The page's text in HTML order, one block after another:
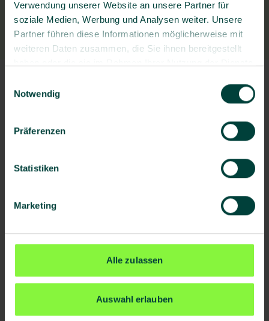
Verwendung unserer Website an unsere Partner für
soziale Medien, Werbung und Analysen weiter. Unsere
Partner führen diese Informationen möglicherweise mit
weiteren Daten zusammen, die Sie ihnen bereitgestellt
Notwendig
Präferenzen
Statistiken
Marketing
Alle zulassen
Auswahl erlauben